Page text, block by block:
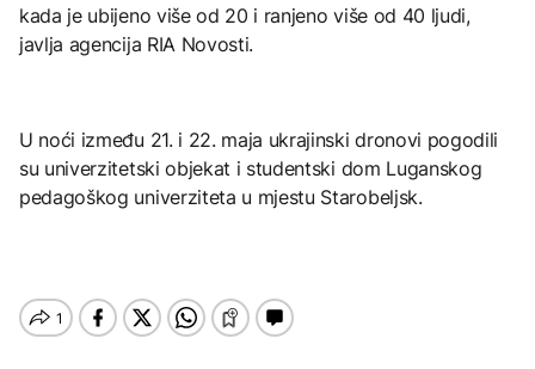
kada je ubijeno više od 20 i ranjeno više od 40 ljudi,
javlja agencija RIA Novosti.
U noći između 21. i 22. maja ukrajinski dronovi pogodili
su univerzitetski objekat i studentski dom Luganskog
pedagoškog univerziteta u mjestu Starobeljsk.